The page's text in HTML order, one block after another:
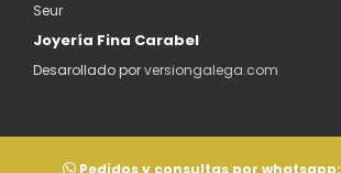
Pedidos y consultas por whatsapp:
Seur
Joyería Fina Carabel
Desarollado porversiongalega.com